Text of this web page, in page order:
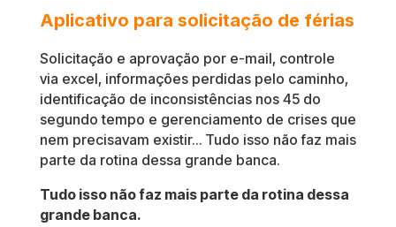
Aplicativo para solicitação de férias
Solicitação e aprovação por e-mail, controle
via excel, informações perdidas pelo caminho,
identificação de inconsistências nos 45 do
segundo tempo e gerenciamento de crises que
nem precisavam existir… Tudo isso não faz mais
parte da rotina dessa grande banca.
Tudo isso não faz mais parte da rotina dessa
grande banca.